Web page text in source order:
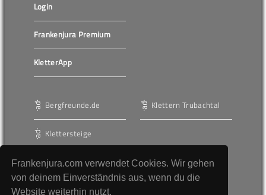
Frankenjura.com verwendet Cookies. Wir gehen
von deinem Einverständnis aus, wenn du die
Website weiterhin nutzt.
Login
Frankenjura Premium
KletterApp
Bergfreunde.de
Klettersteige
Klettern Trubachtal
Werbung